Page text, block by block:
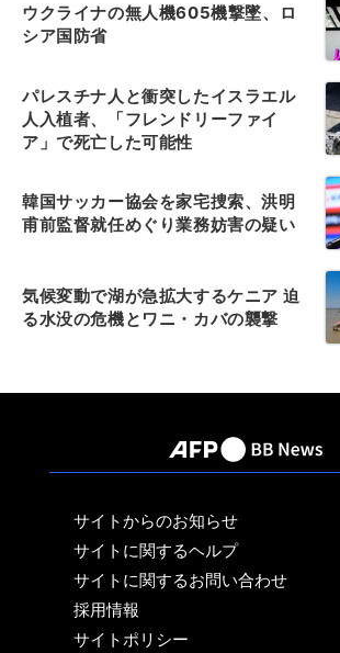
ウクライナの無人機605機撃墜、ロ
シア国防省
パレスチナ人と衝突したイスラエル
人入植者、「フレンドリーファイ
ア」で死亡した可能性
韓国サッカー協会を家宅捜索、洪明
甫前監督就任めぐり業務妨害の疑い
気候変動で湖が急拡大するケニア 迫
る水没の危機とワニ・カバの襲撃
サイトからのお知らせ
サイトに関するヘルプ
サイトに関するお問い合わせ
採用情報
サイトポリシー